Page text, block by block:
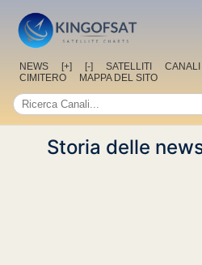
NEWS [+] [-] SATELLITI CANALI
CIMITERO
MAPPA DEL SITO
Storia delle